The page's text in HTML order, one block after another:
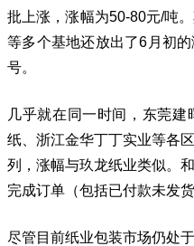
批上涨，涨幅为50-80元/吨
等多个基地还放出了6月初
号。
几乎就在同一时间， 东莞建
纸、浙江金华丁丁实业等各
列，涨幅与玖龙纸业类似。
完成订单（包括已付款未发
尽管目前纸业包装市场仍处